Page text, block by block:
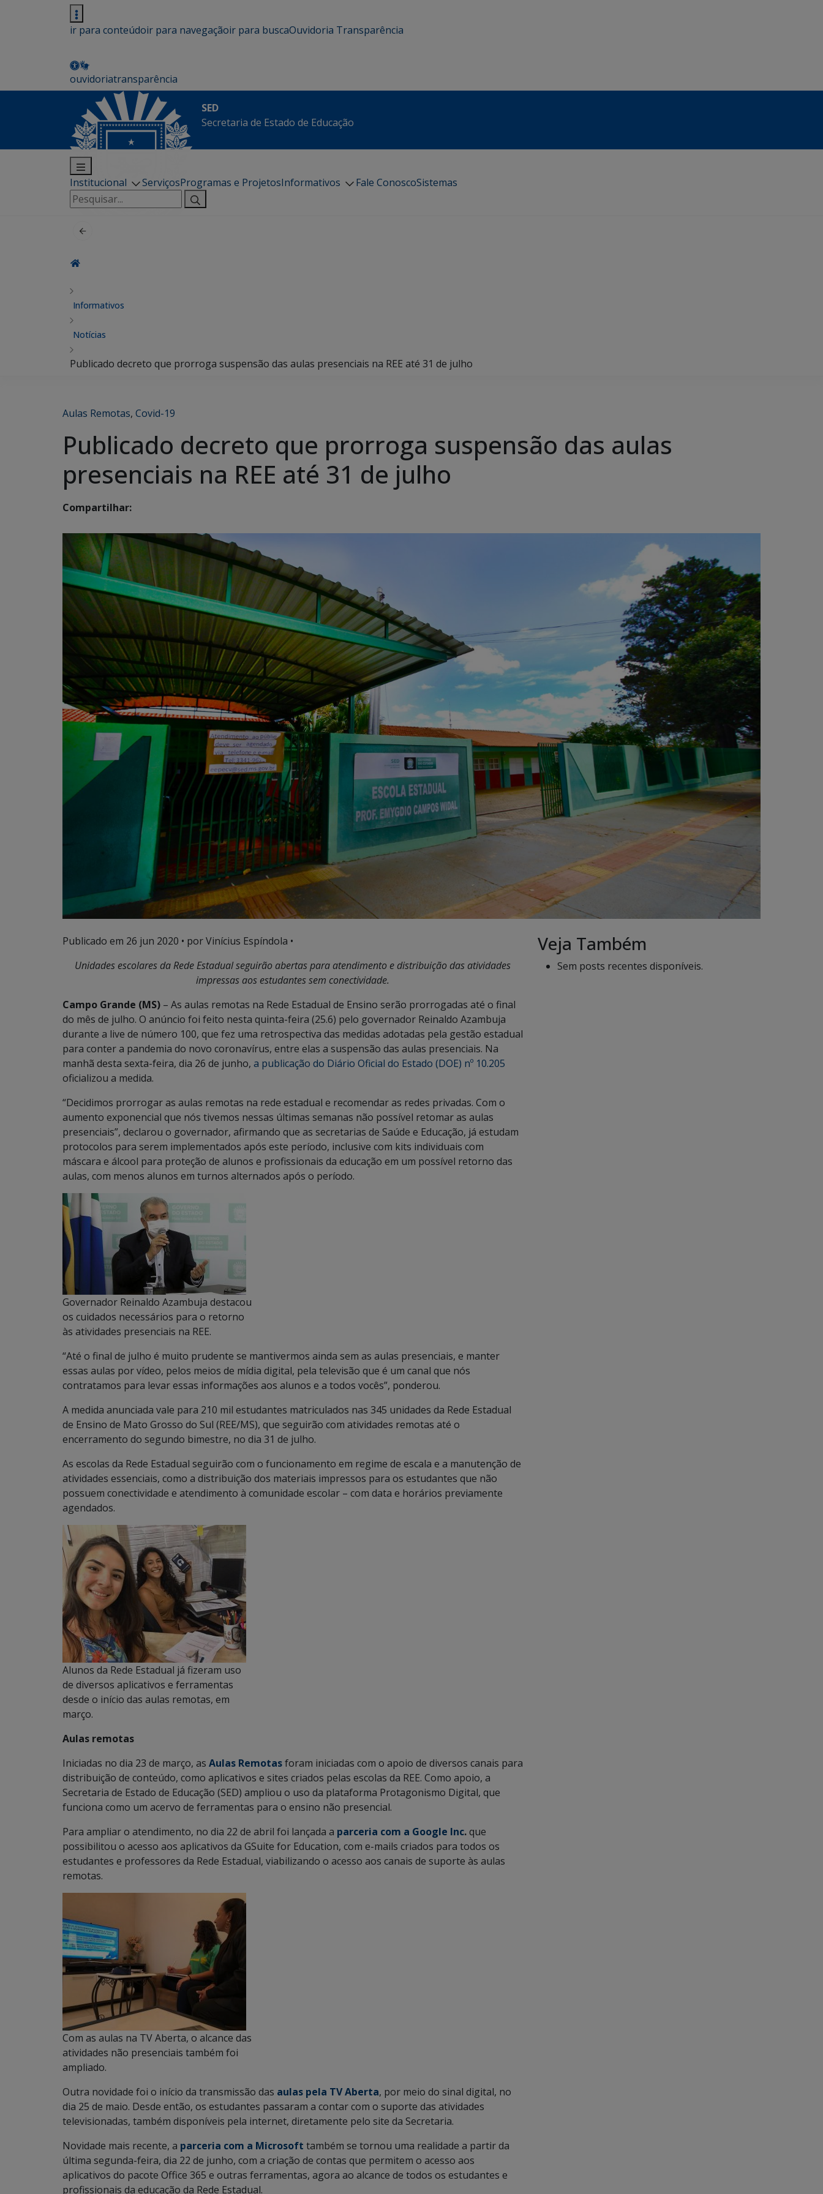
ir para conteúdoir para navegaçãoir para buscaOuvidoria Transparência
ouvidoriatransparência
SED
Secretaria de Estado de Educação
Institucional ServiçosProgramas e ProjetosInformativos Fale ConoscoSistemas
Pesquisar
por:
Informativos
Notícias
Publicado decreto que prorroga suspensão das aulas presenciais na REE até 31 de julho
Aulas Remotas, Covid-19
Publicado decreto que prorroga suspensão das aulas
presenciais na REE até 31 de julho
Compartilhar:
Publicado em 26 jun 2020 • por Vinícius Espíndola •
Unidades escolares da Rede Estadual seguirão abertas para atendimento e distribuição das atividades
impressas aos estudantes sem conectividade.
Campo Grande (MS) – As aulas remotas na Rede Estadual de Ensino serão prorrogadas até o final
do mês de julho. O anúncio foi feito nesta quinta-feira (25.6) pelo governador Reinaldo Azambuja
durante a live de número 100, que fez uma retrospectiva das medidas adotadas pela gestão estadual
para conter a pandemia do novo coronavírus, entre elas a suspensão das aulas presenciais. Na
manhã desta sexta-feira, dia 26 de junho, a publicação do Diário Oficial do Estado (DOE) nº 10.205
oficializou a medida.
“Decidimos prorrogar as aulas remotas na rede estadual e recomendar as redes privadas. Com o
aumento exponencial que nós tivemos nessas últimas semanas não possível retomar as aulas
presenciais”, declarou o governador, afirmando que as secretarias de Saúde e Educação, já estudam
protocolos para serem implementados após este período, inclusive com kits individuais com
máscara e álcool para proteção de alunos e profissionais da educação em um possível retorno das
aulas, com menos alunos em turnos alternados após o período.
Governador Reinaldo Azambuja destacou
os cuidados necessários para o retorno
às atividades presenciais na REE.
“Até o final de julho é muito prudente se mantivermos ainda sem as aulas presenciais, e manter
essas aulas por vídeo, pelos meios de mídia digital, pela televisão que é um canal que nós
contratamos para levar essas informações aos alunos e a todos vocês”, ponderou.
A medida anunciada vale para 210 mil estudantes matriculados nas 345 unidades da Rede Estadual
de Ensino de Mato Grosso do Sul (REE/MS), que seguirão com atividades remotas até o
encerramento do segundo bimestre, no dia 31 de julho.
As escolas da Rede Estadual seguirão com o funcionamento em regime de escala e a manutenção de
atividades essenciais, como a distribuição dos materiais impressos para os estudantes que não
possuem conectividade e atendimento à comunidade escolar – com data e horários previamente
agendados.
Alunos da Rede Estadual já fizeram uso
de diversos aplicativos e ferramentas
desde o início das aulas remotas, em
março.
Aulas remotas
Iniciadas no dia 23 de março, as Aulas Remotasforam iniciadas com o apoio de diversos canais para
distribuição de conteúdo, como aplicativos e sites criados pelas escolas da REE. Como apoio, a
Secretaria de Estado de Educação (SED) ampliou o uso da plataforma Protagonismo Digital, que
funciona como um acervo de ferramentas para o ensino não presencial.
Para ampliar o atendimento, no dia 22 de abril foi lançada a parceria com a Google Inc.que
possibilitou o acesso aos aplicativos da GSuite for Education, com e-mails criados para todos os
estudantes e professores da Rede Estadual, viabilizando o acesso aos canais de suporte às aulas
remotas.
Com as aulas na TV Aberta, o alcance das
atividades não presenciais também foi
ampliado.
Outra novidade foi o início da transmissão das aulas pela TV Aberta, por meio do sinal digital, no
dia 25 de maio. Desde então, os estudantes passaram a contar com o suporte das atividades
televisionadas, também disponíveis pela internet, diretamente pelo site da Secretaria.
Novidade mais recente, a parceria com a Microsoft também se tornou uma realidade a partir da
última segunda-feira, dia 22 de junho, com a criação de contas que permitem o acesso aos
aplicativos do pacote Office 365 e outras ferramentas, agora ao alcance de todos os estudantes e
profissionais da educação da Rede Estadual.
Veja Também
Sem posts recentes disponíveis.